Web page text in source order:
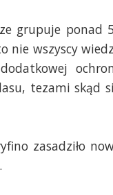
grupuje ponad
nie wszyscy
tezami skąd
zasadziło